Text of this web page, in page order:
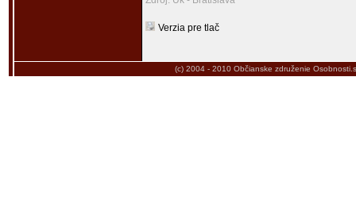
Verzia pre tlač
(c) 2004 - 2010 Občianske združenie